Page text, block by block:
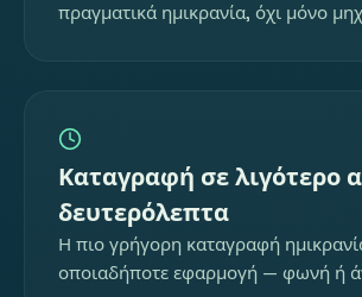
πραγματικά ημικρανία, όχι μόνο
Καταγραφή σε λιγότερο
δευτερόλεπτα
Η πιο γρήγορη καταγραφή
οποιαδήποτε εφαρμογή — φωνή ή